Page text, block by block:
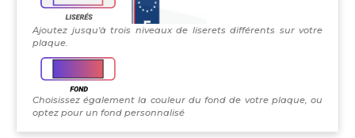
Ajoutez jusqu'à trois niveaux de liserets différents sur votre
plaque.
Choisissez également la couleur du fond de votre plaque, ou
optez pour un fond personnalisé